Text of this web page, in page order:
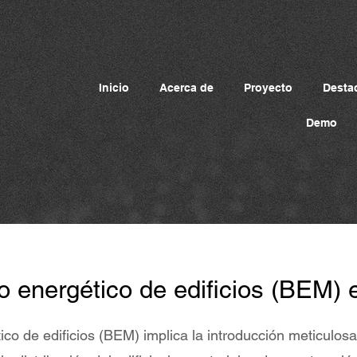
Inicio Acerca de Proyecto
Demo
energético de edificios (BEM)
de edificios (BEM) implica la introducción